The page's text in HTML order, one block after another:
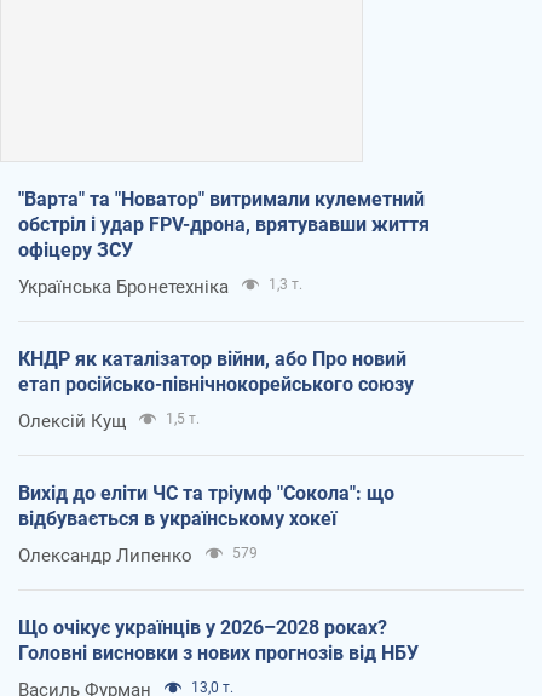
"Варта" та "Новатор" витримали кулеметний
обстріл і удар FPV-дрона, врятувавши життя
офіцеру ЗСУ
Українська Бронетехніка 1,3 т.
КНДР як каталізатор війни, або Про новий
етап російсько-північнокорейського союзу
Олексій Кущ 1,5 т.
Вихід до еліти ЧС та тріумф "Сокола": що
відбувається в українському хокеї
Олександр Липенко 579
Що очікує українців у 2026–2028 роках?
Головні висновки з нових прогнозів від НБУ
Василь Фурман 13,0 т.